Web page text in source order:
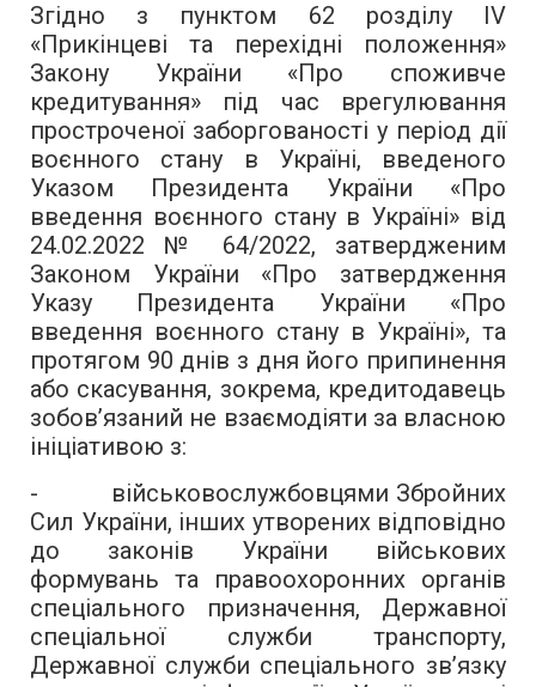
Згідно з пунктом 62 розділу IV
«Прикінцеві та перехідні положення»
Закону України «Про споживче
кредитування» під час врегулювання
простроченої заборгованості у період дії
воєнного стану в Україні, введеного
Указом Президента України «Про
введення воєнного стану в Україні» від
24.02.2022 № 64/2022, затвердженим
Законом України «Про затвердження
Указу Президента України «Про
введення воєнного стану в Україні», та
протягом 90 днів з дня його припинення
або скасування, зокрема, кредитодавець
зобов’язаний не взаємодіяти за власною
ініціативою з:
- військовослужбовцями Збройних
Сил України, інших утворених відповідно
до законів України військових
формувань та правоохоронних органів
спеціального призначення, Державної
спеціальної служби транспорту,
Державної служби спеціального зв’язку